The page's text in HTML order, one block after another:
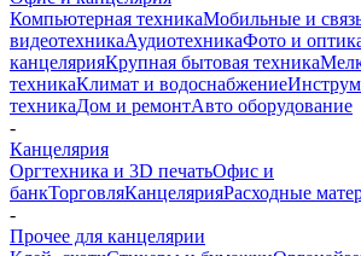
Компьютерная техникаМобильные и
видеотехникаАудиотехникаФото и
канцелярияКрупная бытовая техника
техникаКлимат и водоснабжение
техникаДом и ремонтАвто оборудование
-
Канцелярия
Оргтехника и 3D печатьОфис и
банкТорговляКанцелярияРасходные
-
Прочее для канцелярии